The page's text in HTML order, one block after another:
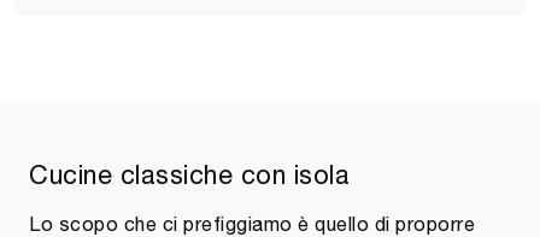
Cucine classiche con isola
Lo scopo che ci prefiggiamo è quello di proporre